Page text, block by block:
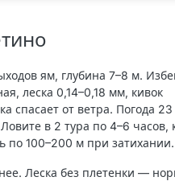
ям, глубина 7–8 м.
леска 0,14–0,18 мм, кивок
спасает от ветра. Погода 23
в 2 тура по 4–6 часов,
по 100–200 м при затихании.
Леска без плетенки —